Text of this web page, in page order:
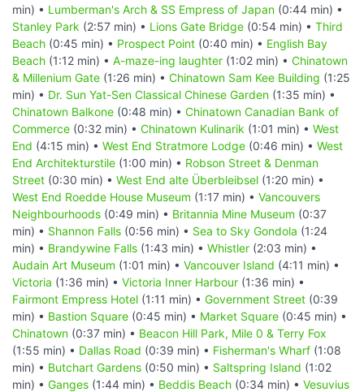
min) • Lumberman's Arch & SS Empress of Japan (0:44 min) •
Stanley Park (2:57 min) • Lions Gate Bridge (0:54 min) • Third
Beach (0:45 min) • Prospect Point (0:40 min) • English Bay
Beach (1:12 min) • A-maze-ing laughter (1:02 min) • Chinatown
& Millenium Gate (1:26 min) • Chinatown Sam Kee Building (1:25
min) • Dr. Sun Yat-Sen Classical Chinese Garden (1:35 min) •
Chinatown Balkone (0:48 min) • Chinatown Canadian Bank of
Commerce (0:32 min) • Chinatown Kulinarik (1:01 min) • West
End (4:15 min) • West End Stratmore Lodge (0:46 min) • West
End Architekturstile (1:00 min) • Robson Street & Denman
Street (0:30 min) • West End alte Überbleibsel (1:20 min) •
West End Roedde House Museum (1:17 min) • Vancouvers
Neighbourhoods (0:49 min) • Britannia Mine Museum (0:37
min) • Shannon Falls (0:56 min) • Sea to Sky Gondola (1:24
min) • Brandywine Falls (1:43 min) • Whistler (2:03 min) •
Audain Art Museum (1:01 min) • Vancouver Island (4:11 min) •
Victoria (1:36 min) • Victoria Inner Harbour (1:36 min) •
Fairmont Empress Hotel (1:11 min) • Government Street (0:39
min) • Bastion Square (0:45 min) • Market Square (0:45 min) •
Chinatown (0:37 min) • Beacon Hill Park, Mile 0 & Terry Fox
(1:55 min) • Dallas Road (0:39 min) • Fisherman's Wharf (1:08
min) • Butchart Gardens (0:50 min) • Saltspring Island (1:02
min) • Ganges (1:44 min) • Beddis Beach (0:34 min) • Vesuvius